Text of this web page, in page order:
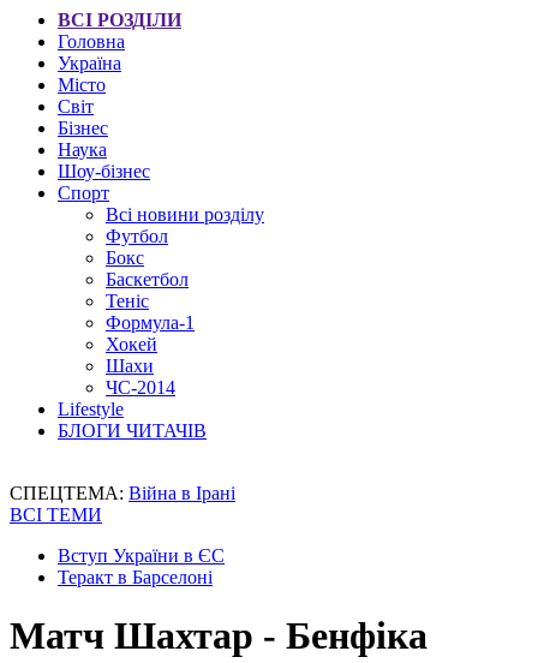
ВСІ РОЗДІЛИ
Головна
Україна
Місто
Світ
Бізнес
Наука
Шоу-бізнес
Спорт
Всі новини розділу
Футбол
Бокс
Баскетбол
Теніс
Формула-1
Хокей
Шахи
ЧС-2014
Lifestyle
БЛОГИ ЧИТАЧІВ
СПЕЦТЕМА: Війна в Ірані
ВСІ ТЕМИ
Вступ України в ЄС
Теракт в Барселоні
Матч Шахтар - Бенфіка